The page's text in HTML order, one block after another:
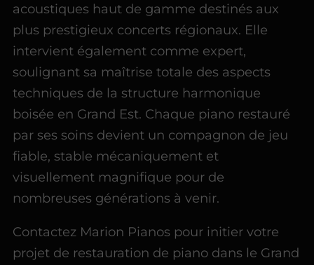
acoustiques haut de gamme destinés aux
plus prestigieux concerts régionaux. Elle
intervient également comme expert,
soulignant sa maîtrise totale des aspects
techniques de la structure harmonique
boisée en Grand Est. Chaque piano restauré
par ses soins devient un compagnon de jeu
fiable, stable mécaniquement et
visuellement magnifique pour de
nombreuses générations à venir.
Contactez Marion Pianos pour initier votre
projet de restauration de piano dans le Grand